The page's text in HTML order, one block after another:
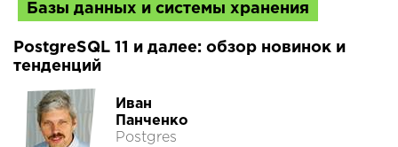
Базы данных и системы хранения
PostgreSQL 11 и далее: обзор новинок и
тенденций
Иван
Панченко
Postgres